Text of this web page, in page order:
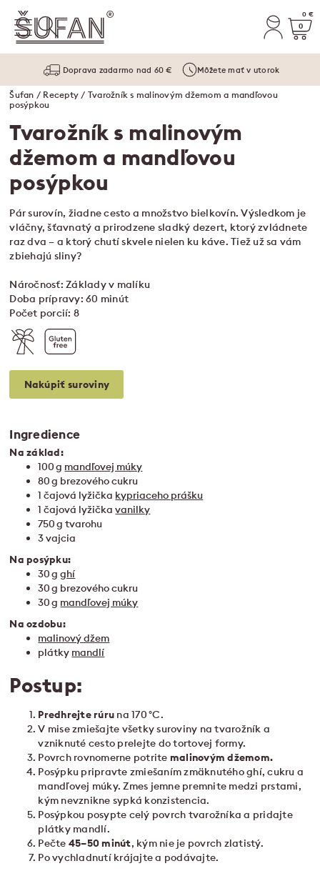
0 €
0
Doprava zadarmo nad 60 € Môžete mať v utorok
Šufan / Recepty / Tvarožník s malinovým džemom a mandľovou
posýpkou
Tvarožník s malinovým
džemom a mandľovou
posýpkou
Pár surovín, žiadne cesto a množstvo bielkovín. Výsledkom je
vláčny, šťavnatý a prirodzene sladký dezert, ktorý zvládnete
raz dva – a ktorý chutí skvele nielen ku káve. Tiež už sa vám
zbiehajú sliny?
Náročnosť: Základy v malíku
Doba prípravy: 60 minút
Počet porcií: 8
Nakúpiť suroviny
Ingredience
Na základ:
100 g mandľovej múky
80 g brezového cukru
1 čajová lyžička kypriaceho prášku
1 čajová lyžičkavanilky
750 g tvarohu
3 vajcia
Na posýpku:
30 gghí
30 g brezového cukru
30 g mandľovej múky
Na ozdobu:
malinový džem
plátky mandlí
Postup:
Predhrejte rúru na 170 °C.
V mise zmiešajte všetky suroviny na tvarožník a
vzniknuté cesto prelejte do tortovej formy.
Povrch rovnomerne potrite malinovým džemom.
Posýpku pripravte zmiešaním zmäknutého ghí, cukru a
mandľovej múky. Zmes jemne premnite medzi prstami,
kým nevznikne sypká konzistencia.
Posýpkou posypte celý povrch tvarožníka a pridajte
plátky mandlí.
Pečte 45–50 minút, kým nie je povrch zlatistý.
Po vychladnutí krájajte a podávajte.